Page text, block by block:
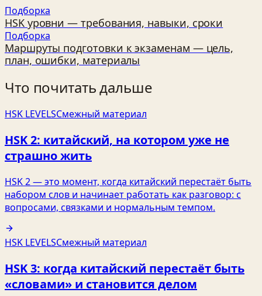
Подборка
HSK уровни — требования, навыки, сроки
Подборка
Маршруты подготовки к экзаменам — цель,
план, ошибки, материалы
Что почитать дальше
HSK LEVELSСмежный материал
HSK 2: китайский, на котором уже не
страшно жить
HSK 2 — это момент, когда китайский перестаёт быть
набором слов и начинает работать как разговор: с
вопросами, связками и нормальным темпом.
HSK LEVELSСмежный материал
HSK 3: когда китайский перестаёт быть
«словами» и становится делом